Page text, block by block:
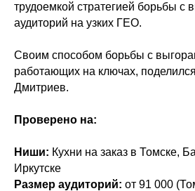
трудоемкой стратегией борьбы с
аудиторий на узких ГЕО.
Своим способом борьбы с
работающих на ключах,
Дмитриев.
Проверено на:
Ниши: Кухни на заказ в Томске,
Иркутске
Размер аудиторий: от 91 000